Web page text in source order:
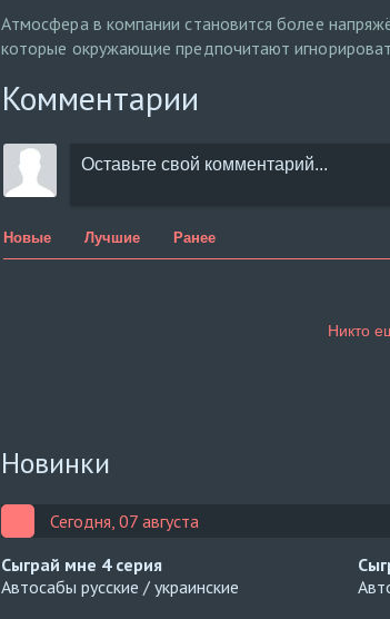
Атмосфера в компании становится более
которые окружающие предпочитают
Комментарии
Новые Лучшие Ранее
Новинки
Сегодня, 07 августа
Сыграй мне 4 серия
Автосабы русские / украинские